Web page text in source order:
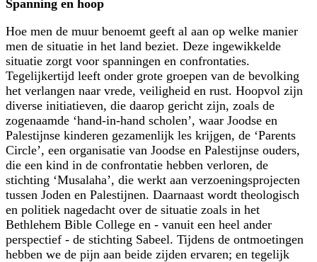
Spanning en hoop
Hoe men de muur benoemt geeft al aan op welke manier
men de situatie in het land beziet. Deze ingewikkelde
situatie zorgt voor spanningen en confrontaties.
Tegelijkertijd leeft onder grote groepen van de bevolking
het verlangen naar vrede, veiligheid en rust. Hoopvol zijn
diverse initiatieven, die daarop gericht zijn, zoals de
zogenaamde ‘hand-in-hand scholen’, waar Joodse en
Palestijnse kinderen gezamenlijk les krijgen, de ‘Parents
Circle’, een organisatie van Joodse en Palestijnse ouders,
die een kind in de confrontatie hebben verloren, de
stichting ‘Musalaha’, die werkt aan verzoeningsprojecten
tussen Joden en Palestijnen. Daarnaast wordt theologisch
en politiek nagedacht over de situatie zoals in het
Bethlehem Bible College en - vanuit een heel ander
perspectief - de stichting Sabeel. Tijdens de ontmoetingen
hebben we de pijn aan beide zijden ervaren; en tegelijk